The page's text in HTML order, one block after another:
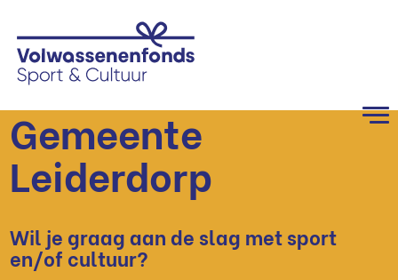
Gemeente
Leiderdorp
Wil je graag aan de slag met sport
en/of cultuur?